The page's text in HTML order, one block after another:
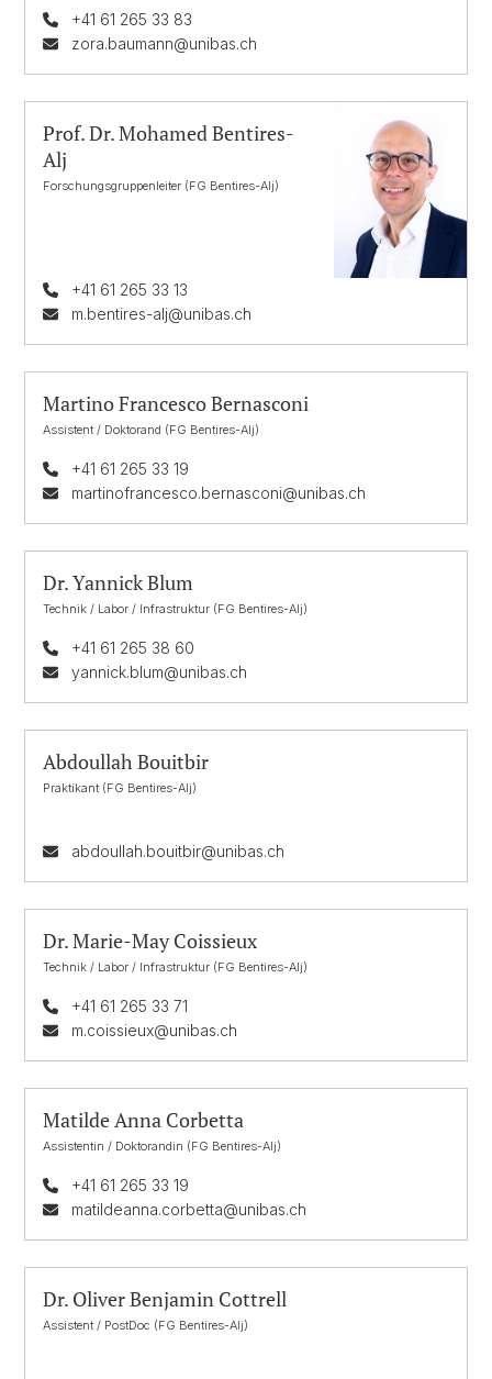
+41 61 265 33 83
zora.baumann@unibas.ch
Prof. Dr. Mohamed Bentires-
Alj
Forschungsgruppenleiter (FG Bentires-Alj)
+41 61 265 33 13
m.bentires-alj@unibas.ch
Martino Francesco Bernasconi
Assistent / Doktorand (FG Bentires-Alj)
+41 61 265 33 19
martinofrancesco.bernasconi@unibas.ch
Dr. Yannick Blum
Technik / Labor / Infrastruktur (FG Bentires-Alj)
+41 61 265 38 60
yannick.blum@unibas.ch
Abdoullah Bouitbir
Praktikant (FG Bentires-Alj)
abdoullah.bouitbir@unibas.ch
Dr. Marie-May Coissieux
Technik / Labor / Infrastruktur (FG Bentires-Alj)
+41 61 265 33 71
m.coissieux@unibas.ch
Matilde Anna Corbetta
Assistentin / Doktorandin (FG Bentires-Alj)
+41 61 265 33 19
matildeanna.corbetta@unibas.ch
Dr. Oliver Benjamin Cottrell
Assistent / PostDoc (FG Bentires-Alj)